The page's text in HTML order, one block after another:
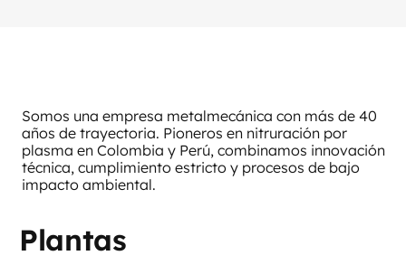
Somos una empresa metalmecánica con más de 40
años de trayectoria. Pioneros en nitruración por
plasma en Colombia y Perú, combinamos innovación
técnica, cumplimiento estricto y procesos de bajo
impacto ambiental.
Plantas